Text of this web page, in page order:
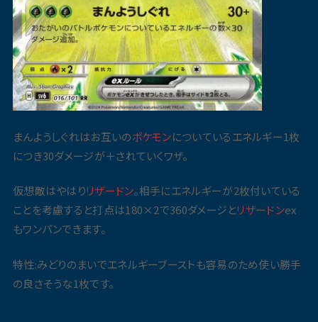
まんようしぐれはお互いのポケモンについているエネルギー1枚
につき30ダメージが＋されていくワザ。
仮想敵はやはりリザードン。相手にエネルギーが2枚付いている
ことを考慮すると打点は180×2で360ダメージとリザードンex
もワンパンできます。
特性:みどりのまいでエネルギーブーストも容易のため使い勝手
の良さそうな1枚です。